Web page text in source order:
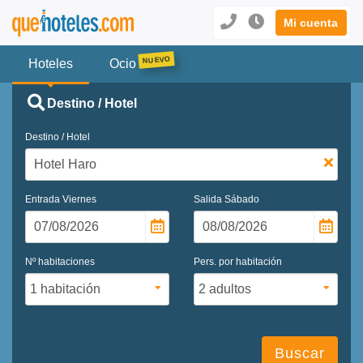
Mi cuenta
Hoteles Ocio
Destino / Hotel
Destino / Hotel
Entrada Viernes Salida Sábado
Nº habitaciones Pers. por habitación
Buscar